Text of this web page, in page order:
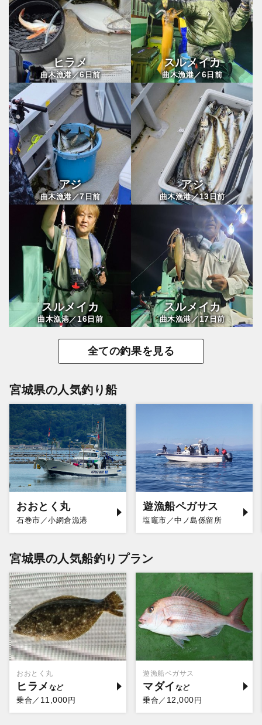
ヒラメ
曲木漁港／6日前
スルメイカ
曲木漁港／6日前
アジ
曲木漁港／7日前
アジ
曲木漁港／13日前
スルメイカ
曲木漁港／16日前
スルメイカ
曲木漁港／17日前
全ての釣果を見る
宮城県の人気釣り船
おおとく丸
石巻市／小網倉漁港
遊漁船ペガサス
塩竈市／中ノ島係留所
宮城県の人気船釣りプラン
おおとく丸
ヒラメ
乗合／ 11,000円
遊漁船ペガサス
マダイ
乗合／ 12,000円